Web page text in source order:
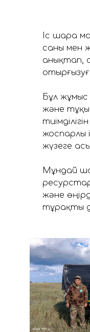
Іс шара
саны мен
анықтап,
Бұл
және
жоспарлы
жүзеге
Мұндай
және
тұрақты